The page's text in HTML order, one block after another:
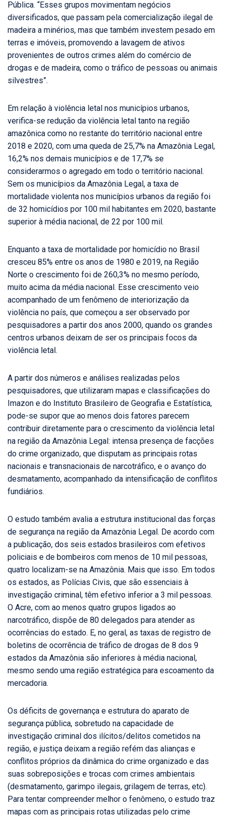
Pública. “Esses grupos movimentam negócios
diversificados, que passam pela comercialização ilegal de
madeira a minérios, mas que também investem pesado em
terras e imóveis, promovendo a lavagem de ativos
provenientes de outros crimes além do comércio de
drogas e de madeira, como o tráfico de pessoas ou animais
silvestres”.
Em relação à violência letal nos municípios urbanos,
verifica-se redução da violência letal tanto na região
amazônica como no restante do território nacional entre
2018 e 2020, com uma queda de 25,7% na Amazônia Legal,
16,2% nos demais municípios e de 17,7% se
considerarmos o agregado em todo o território nacional.
Sem os municípios da Amazônia Legal, a taxa de
mortalidade violenta nos municípios urbanos da região foi
de 32 homicídios por 100 mil habitantes em 2020, bastante
superior à média nacional, de 22 por 100 mil.
Enquanto a taxa de mortalidade por homicídio no Brasil
cresceu 85% entre os anos de 1980 e 2019, na Região
Norte o crescimento foi de 260,3% no mesmo período,
muito acima da média nacional. Esse crescimento veio
acompanhado de um fenômeno de interiorização da
violência no país, que começou a ser observado por
pesquisadores a partir dos anos 2000, quando os grandes
centros urbanos deixam de ser os principais focos da
violência letal.
A partir dos números e análises realizadas pelos
pesquisadores, que utilizaram mapas e classificações do
Imazon e do Instituto Brasileiro de Geografia e Estatística,
pode-se supor que ao menos dois fatores parecem
contribuir diretamente para o crescimento da violência letal
na região da Amazônia Legal: intensa presença de facções
do crime organizado, que disputam as principais rotas
nacionais e transnacionais de narcotráfico, e o avanço do
desmatamento, acompanhado da intensificação de conflitos
fundiários.
O estudo também avalia a estrutura institucional das forças
de segurança na região da Amazônia Legal. De acordo com
a publicação, dos seis estados brasileiros com efetivos
policiais e de bombeiros com menos de 10 mil pessoas,
quatro localizam-se na Amazônia. Mais que isso. Em todos
os estados, as Polícias Civis, que são essenciais à
investigação criminal, têm efetivo inferior a 3 mil pessoas.
O Acre, com ao menos quatro grupos ligados ao
narcotráfico, dispõe de 80 delegados para atender as
ocorrências do estado. E, no geral, as taxas de registro de
boletins de ocorrência de tráfico de drogas de 8 dos 9
estados da Amazônia são inferiores à média nacional,
mesmo sendo uma região estratégica para escoamento da
mercadoria.
Os déficits de governança e estrutura do aparato de
segurança pública, sobretudo na capacidade de
investigação criminal dos ilícitos/delitos cometidos na
região, e justiça deixam a região refém das alianças e
conflitos próprios da dinâmica do crime organizado e das
suas sobreposições e trocas com crimes ambientais
(desmatamento, garimpo ilegais, grilagem de terras, etc).
Para tentar compreender melhor o fenômeno, o estudo traz
mapas com as principais rotas utilizadas pelo crime